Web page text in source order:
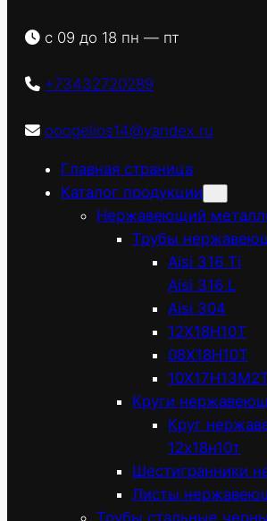
с 09 до 18 пн — пт
+73432720289
ooogelios14@yandex.ru
Главная страница
Каталог продукции
Нержавеющий
Трубы
Aisi 316 Ti
Aisi 316 L
Aisi 304
12Х18Н10Т
08Х18Н10Т
Круги
Круг
12х18н10т
Шестигранники
Листы
Трубы стальные